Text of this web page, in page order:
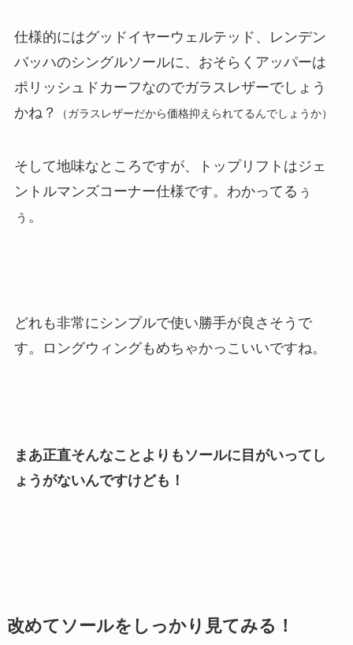
仕様的にはグッドイヤーウェルテッド、レンデン
バッハのシングルソールに、おそらくアッパーは
ポリッシュドカーフなのでガラスレザーでしょう
かね？
（ガラスレザーだから価格抑えられてるんでしょうか）
そして地味なところですが、トップリフトはジェ
ントルマンズコーナー仕様です。わかってるぅ
ぅ。
どれも非常にシンプルで使い勝手が良さそうで
す。ロングウィングもめちゃかっこいいですね。
まあ正直そんなことよりもソールに目がいってし
ょうがないんですけども！
改めてソールをしっかり見てみる！